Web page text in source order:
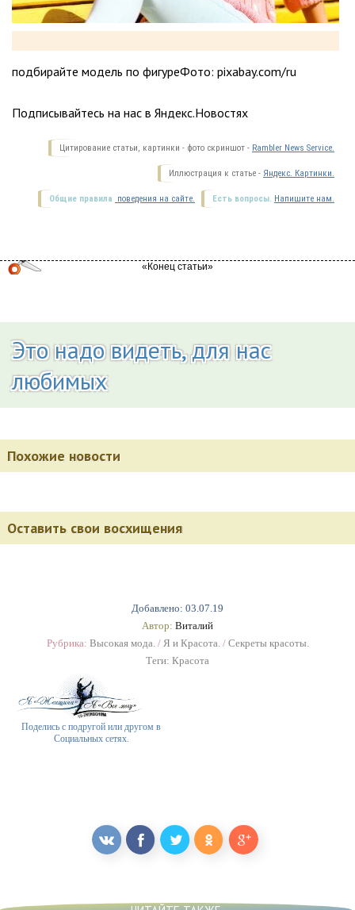
Добавлено: 03.07.19
Автор: Виталий
Рубрика: Высокая мода./ Я и Красота./ Секреты красоты.
Теги: Красота
Поделись с подругой или другом в
Социальных сетях.
подбирайте модель по фигуреФото: pixabay.com/ru
Подписывайтесь на нас в Яндекс.Новостях
Цитирование статьи, картинки - фото скриншот - Rambler News Service.
Иллюстрация к статье - Яндекс. Картинки.
Есть вопросы. Напишите нам.
Общие правила поведения на сайте.
Это надо видеть, для нас
любимых
Похожие новости
Оставить свои восхищения